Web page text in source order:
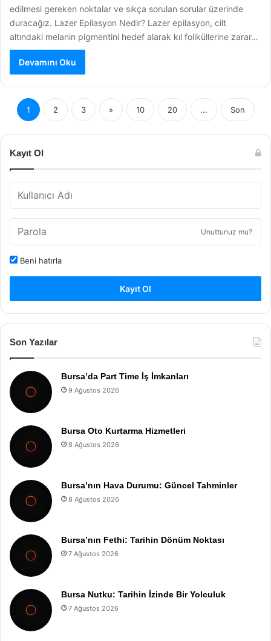
edilmesi gereken noktalar ve sıkça sorulan sorular üzerinde
duracağız. Lazer Epilasyon Nedir? Lazer epilasyon, cilt
altındaki melanin pigmentini hedef alarak kıl foliküllerine zarar…
Devamını Oku
1 2 3 » 10 20 ... Son
Kayıt Ol
Unuttunuz mu?
Beni hatırla
Kayıt Ol
Son Yazılar
Bursa’da Part Time İş İmkanları
9 Ağustos 2026
Bursa Oto Kurtarma Hizmetleri
8 Ağustos 2026
Bursa’nın Hava Durumu: Güncel Tahminler
8 Ağustos 2026
Bursa’nın Fethi: Tarihin Dönüm Noktası
7 Ağustos 2026
Bursa Nutku: Tarihin İzinde Bir Yolculuk
7 Ağustos 2026